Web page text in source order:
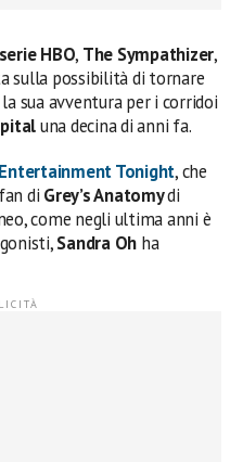
serie HBO, The Sympathizer,
sulla possibilità di tornare
sua avventura per i corridoi
una decina di anni fa.
Entertainment Tonight, che
di Grey’s Anatomydi
come negli ultima anni è
Sandra Oh ha